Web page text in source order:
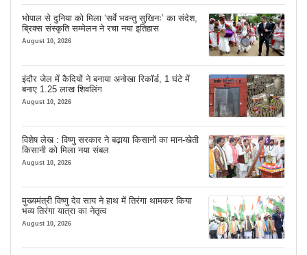
भोपाल से दुनिया को मिला ‘सर्वे भवन्तु सुखिनः’ का संदेश,
ब्रिक्स संस्कृति सम्मेलन ने रचा नया इतिहास
August 10, 2026
इंदौर जेल में कैदियों ने बनाया अनोखा रिकॉर्ड, 1 घंटे में
बनाए 1.25 लाख शिवलिंग
August 10, 2026
विशेष लेख : विष्णु सरकार ने बढ़ाया किसानों का मान-खेती
किसानी को मिला नया संबल
August 10, 2026
मुख्यमंत्री विष्णु देव साय ने हाथ में तिरंगा थामकर किया
भव्य तिरंगा यात्रा का नेतृत्व
August 10, 2026